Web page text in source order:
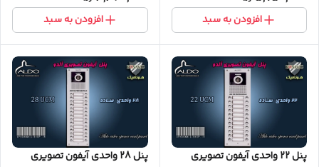
افزودن به سبد افزودن به سبد
پنل 22 واحدی آیفون تصویری
پنل 28 واحدی آیفون تصویری